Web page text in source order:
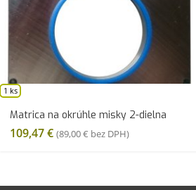
1 ks
Matrica na okrúhle misky 2-dielna
109,47€ (89,00€ bez DPH)